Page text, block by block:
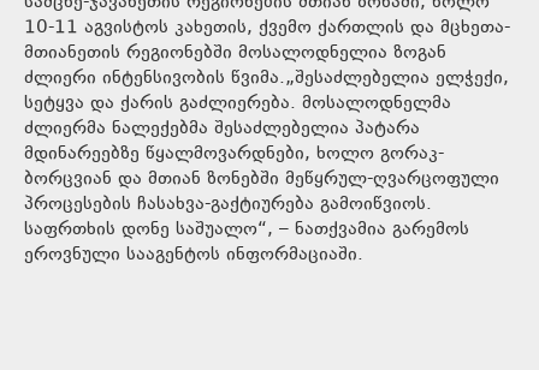
10-11 აგვისტოს კახეთის, ქვემო ქართლის და მცხეთა-
მთიანეთის რეგიონებში მოსალოდნელია ზოგან
ძლიერი ინტენსივობის წვიმა.„შესაძლებელია ელჭექი,
სეტყვა და ქარის გაძლიერება. მოსალოდნელმა
ძლიერმა ნალექებმა შესაძლებელია პატარა
მდინარეებზე წყალმოვარდნები, ხოლო გორაკ-
ბორცვიან და მთიან ზონებში მეწყრულ-ღვარცოფული
პროცესების ჩასახვა-გაქტიურება გამოიწვიოს.
საფრთხის დონე საშუალო“, – ნათქვამია გარემოს
ეროვნული სააგენტოს ინფორმაციაში.